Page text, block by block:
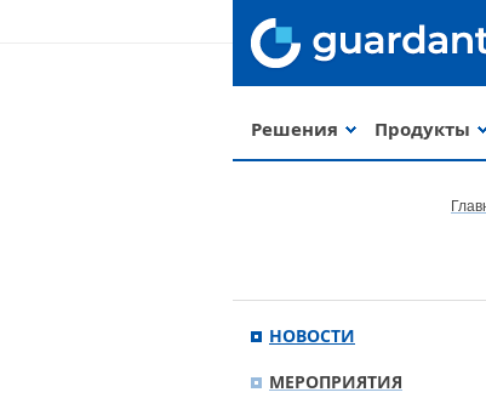
Решения Продукты
НОВОСТИ
МЕРОПРИЯТИЯ